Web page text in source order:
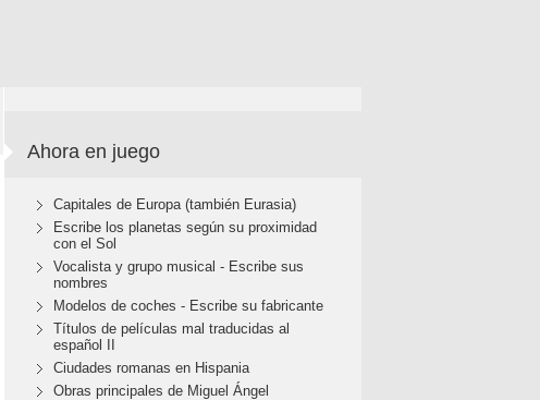
Ahora en juego
Capitales de Europa (también Eurasia)
Escribe los planetas según su proximidad
con el Sol
Vocalista y grupo musical - Escribe sus
nombres
Modelos de coches - Escribe su fabricante
Títulos de películas mal traducidas al
español II
Ciudades romanas en Hispania
Obras principales de Miguel Ángel